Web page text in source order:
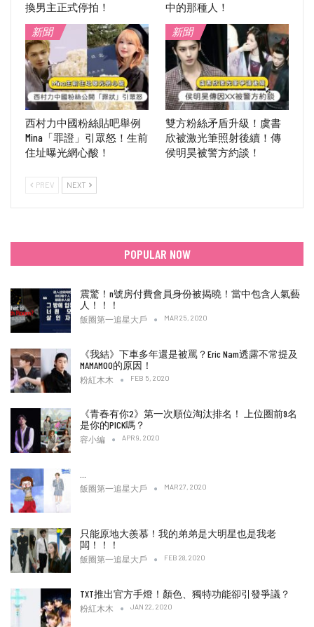
換男主正式停拍！
中的那種人！
新聞
西村力中國粉絲貼吧舉例
Mina「罪證」引眾怒！生前
住址曝光網心酸！
新聞
雙方粉絲矛盾升級！虞書
欣被激光筆照射後續！傳
侯明昊被警方約談！
PREV NEXT
POPULAR NOW
震驚！n號房付費會員身份被揭曉！當中包含人氣藝
人！！！
飯圈第一追星大戶 MAR 25, 2020
《我結》下車多年還是被罵？Eric Nam透露不常提及
MAMAMOO的原因！
粉紅木木 FEB 5, 2020
《青春有你2》第一次順位淘汰排名！ 上位圈前9名
是你的PICK嗎？
容小編 APR 9, 2020
飯圈第一追星大戶 MAR 27, 2020
只能原地大羨慕！我的弟弟是大明星也是我老
闆！！！
飯圈第一追星大戶 FEB 28, 2020
TXT推出官方手燈！顏色、獨特功能卻引發爭議？
粉紅木木 JAN 22, 2020